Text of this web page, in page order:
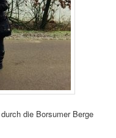
die Borsumer Berge